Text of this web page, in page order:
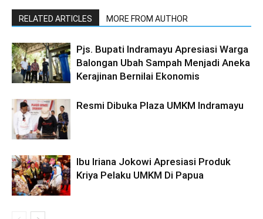
RELATED ARTICLES MORE FROM AUTHOR
Pjs. Bupati Indramayu Apresiasi Warga
Balongan Ubah Sampah Menjadi Aneka
Kerajinan Bernilai Ekonomis
Resmi Dibuka Plaza UMKM Indramayu
Ibu Iriana Jokowi Apresiasi Produk
Kriya Pelaku UMKM Di Papua